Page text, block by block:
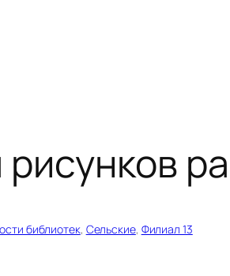
библиотек, Сельские, Филиал 13